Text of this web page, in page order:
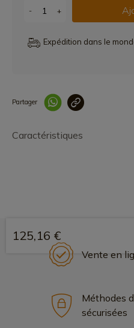
- +
Expédition dans le
Partager
Caractéristiques
125,16 €
Vente en
Méthodes
sécurisées